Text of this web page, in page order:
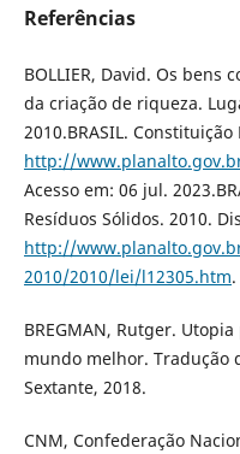
Referências
BOLLIER, David. Os bens
da criação de riqueza.
2010.BRASIL.
http://
Acesso em: 06 jul.
Resíduos Sólidos. 2010.
http://
2010/2010/lei/l12305.htm
BREGMAN, Rutger.
mundo melhor. Tradução
Sextante, 2018.
CNM, Confederação